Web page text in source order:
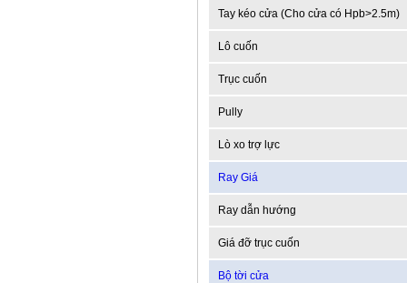
Tay kéo cửa (Cho cửa có Hpb>2.5m)
Lô cuốn
Trục cuốn
Pully
Lò xo trợ lực
Ray Giá
Ray dẫn hướng
Giá đỡ trục cuốn
Bộ tời cửa